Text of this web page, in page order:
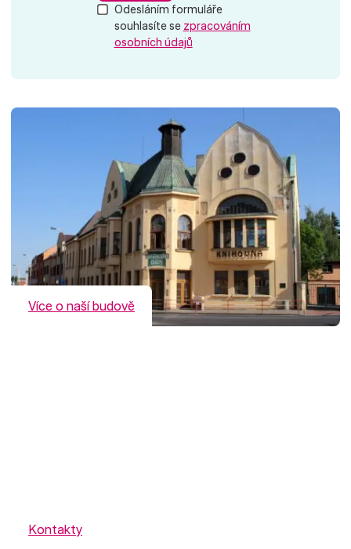
Odesláním formuláře
souhlasíte se zpracováním
osobních údajů
Více o naší budově
Kontakty